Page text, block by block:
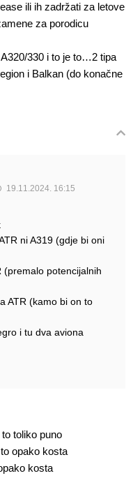
ili ih zadržati za letove
za porodicu
330 i to je to…2 tipa
i Balkan (do konačne
19.11.2024. 16:15
ni A319 (gdje bi oni
(premalo potencijalnih
ATR (kamo bi on to
i tu dva aviona
toliko puno
opako kosta
kosta